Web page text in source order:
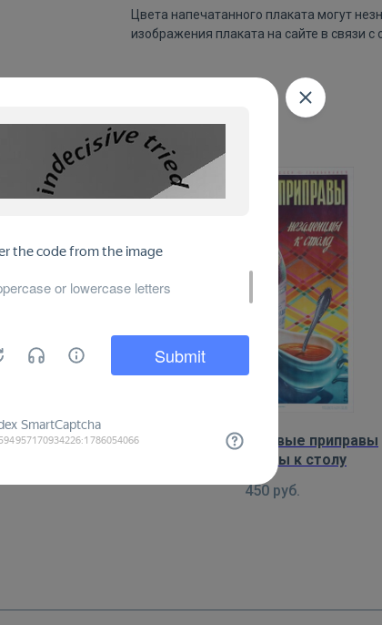
Цвета напечатанного плаката могут
изображения плаката на сайте в связи
небо!
Плакат: Фруктовые приправы
незаменимы к столу
450 руб.